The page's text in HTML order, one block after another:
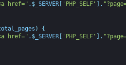
href=" . $_SERVER[ 'PHP_SELF' .
)
{
href=" . $_SERVER[ 'PHP_SELF' .